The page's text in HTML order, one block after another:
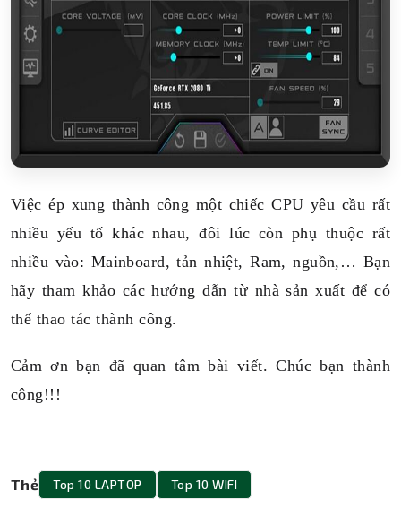
Việc ép xung thành công một chiếc CPU yêu cầu rất
nhiều yếu tố khác nhau, đôi lúc còn phụ thuộc rất
nhiều vào: Mainboard, tản nhiệt, Ram, nguồn,… Bạn
hãy tham khảo các hướng dẫn từ nhà sản xuất để có
thể thao tác thành công.
Cảm ơn bạn đã quan tâm bài viết. Chúc bạn thành
công!!!
Thẻ Top 10 LAPTOP Top 10 WIFI